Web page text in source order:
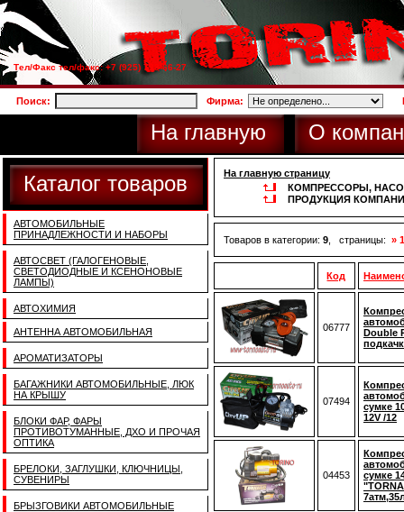
Тел/Факс тел/факс: +7 (925) 733-66-27
Поиск: Фирма:
На главную О
Каталог товаров
АВТОМОБИЛЬНЫЕ
ПРИНАДЛЕЖНОСТИ И НАБОРЫ
АВТОСВЕТ (ГАЛОГЕНОВЫЕ,
СВЕТОДИОДНЫЕ И КСЕНОНОВЫЕ
ЛАМПЫ)
АВТОХИМИЯ
АНТЕННА АВТОМОБИЛЬНАЯ
АРОМАТИЗАТОРЫ
БАГАЖНИКИ АВТОМОБИЛЬНЫЕ, ЛЮК
НА КРЫШУ
БЛОКИ ФАР, ФАРЫ
ПРОТИВОТУМАННЫЕ, ДХО И ПРОЧАЯ
ОПТИКА
БРЕЛОКИ, ЗАГЛУШКИ, КЛЮЧНИЦЫ,
СУВЕНИРЫ
БРЫЗГОВИКИ АВТОМОБИЛЬНЫЕ
На главную страницу
КОМПРЕССОРЫ,
ПРОДУКЦИЯ
Товаров в категории: 9 , страницы: »
Код
06777
Double
07494
сумке
12V /12
04453
сумке